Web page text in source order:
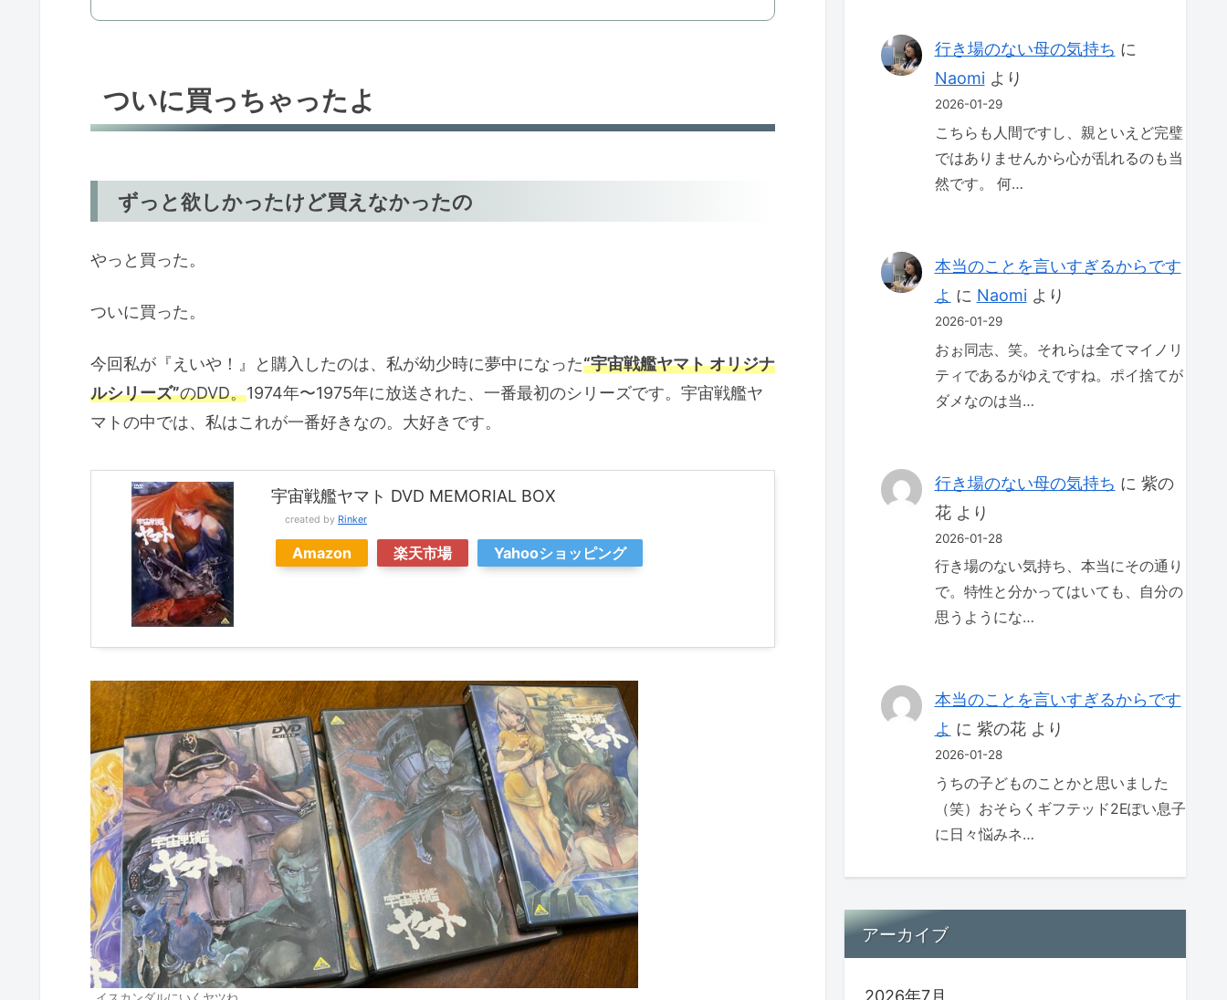
ついに買っちゃったよ
ずっと欲しかったけど買えなかったの
やっと買った。
ついに買った。
今回私が『えいや！』と購入したのは、私が幼少時に夢中になった“宇宙戦艦ヤマト オリジナ
ルシリーズ”のDVD。1974年〜1975年に放送された、一番最初のシリーズです。宇宙戦艦ヤ
マトの中では、私はこれが一番好きなの。大好きです。
宇宙戦艦ヤマト DVD MEMORIAL BOX
created by Rinker
Amazon 楽天市場 Yahooショッピング
行き場のない母の気持ち に
Naomiより
2026-01-29
こちらも人間ですし、親といえど完璧
ではありませんから心が乱れるのも当
然です。 何…
本当のことを言いすぎるからです
よ に Naomiより
2026-01-29
おぉ同志、笑。それらは全てマイノリ
ティであるがゆえですね。ポイ捨てが
ダメなのは当…
行き場のない母の気持ち に 紫の
花より
2026-01-28
行き場のない気持ち、本当にその通り
で。特性と分かってはいても、自分の
思うようにな…
本当のことを言いすぎるからです
よ に 紫の花より
2026-01-28
うちの子どものことかと思いました
（笑）おそらくギフテッド2Eぽい息子
に日々悩みネ…
アーカイブ
2026年7月